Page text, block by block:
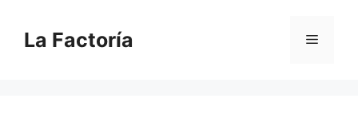
contenido
La Factoría Menú